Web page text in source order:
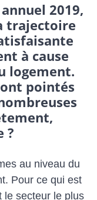
2019,
trajectoire
à cause
logement.
pointés
?
au niveau du
Pour ce qui est
le secteur le plus